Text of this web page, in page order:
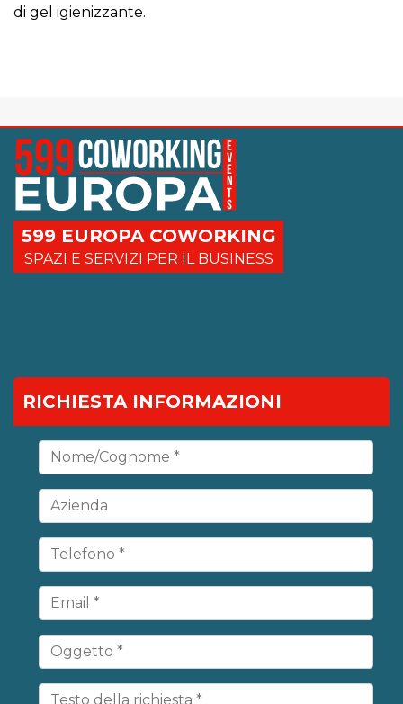
di gel igienizzante.
599 EUROPA COWORKING
SPAZI E SERVIZI PER IL BUSINESS
RICHIESTA INFORMAZIONI